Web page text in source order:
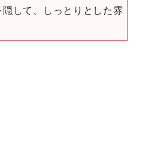
して、しっとりとした雰